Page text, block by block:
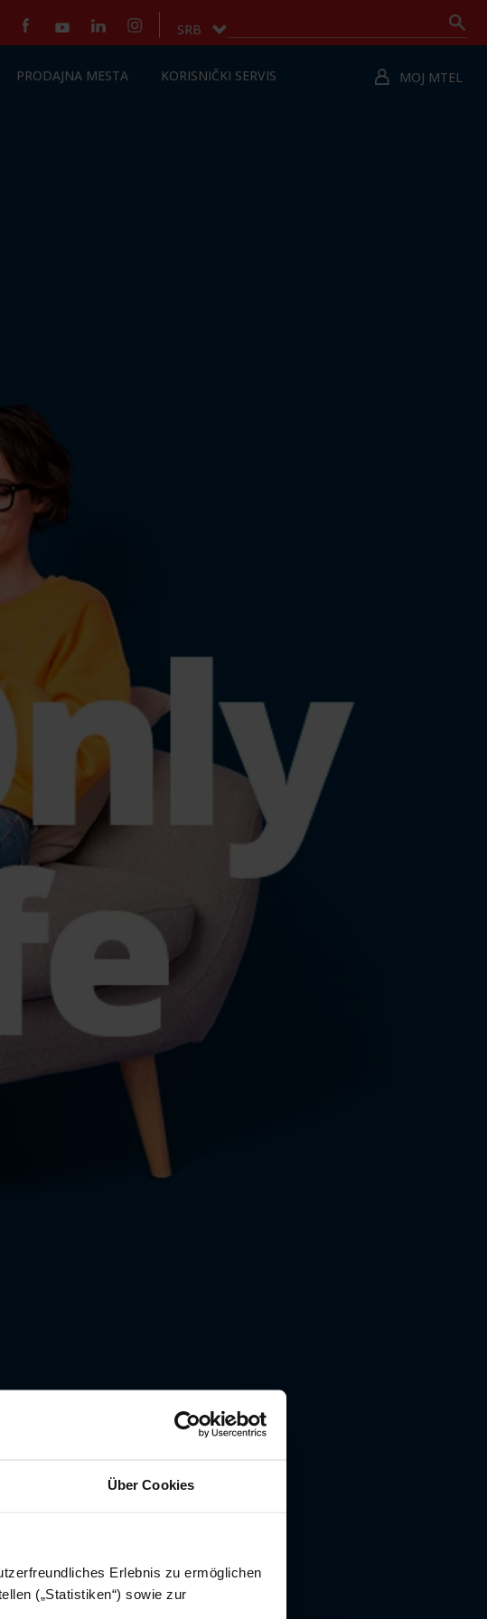
Über Cookies
Erlebnis zu ermöglichen
(„Statistiken“) sowie zur
SRB
PRODAJNA MESTA KORISNIČKI SERVIS MOJ MTEL